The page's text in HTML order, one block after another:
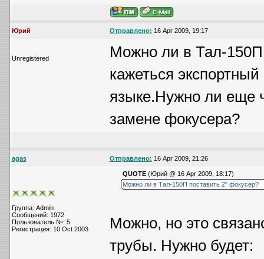
Юрий Отправлено: 16 Apr 2009, 19:17
Unregistered
Можно ли в Тал-150П
кажеться
языке.Нужно ли еще
замене фокусера?
agas Отправлено: 16 Apr 2009, 21:26
Группа: Admin
Сообщений: 1972
Пользователь №: 5
Регистрация: 10 Oct 2003
QUOTE (Юрий @ 16 Apr 2009, 18:17)
Можно ли в Тал-150П поставить 2" фокусер?
Можно, но это
трубы. Нужно будет: